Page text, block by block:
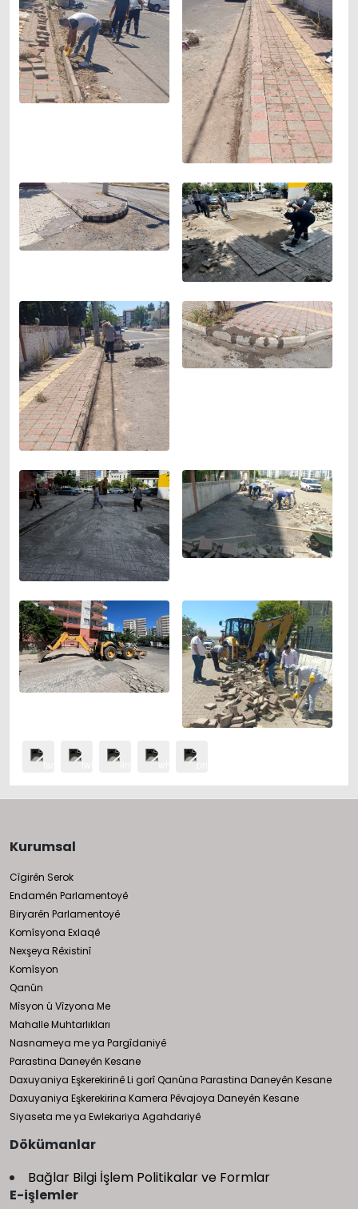
Kurumsal
Cîgirên Serok
Endamên Parlamentoyê
Biryarên Parlamentoyê
Komîsyona Exlaqê
Nexşeya Rêxistinî
Komîsyon
Qanûn
Mîsyon û Vîzyona Me
Mahalle Muhtarlıkları
Nasnameya me ya Pargîdaniyê
Parastina Daneyên Kesane
Daxuyaniya Eşkerekirinê Li gorî Qanûna Parastina Daneyên Kesane
Daxuyaniya Eşkerekirina Kamera Pêvajoya Daneyên Kesane
Siyaseta me ya Ewlekariya Agahdariyê
Dökümanlar
Bağlar Bilgi İşlem Politikalar ve Formlar
E-işlemler